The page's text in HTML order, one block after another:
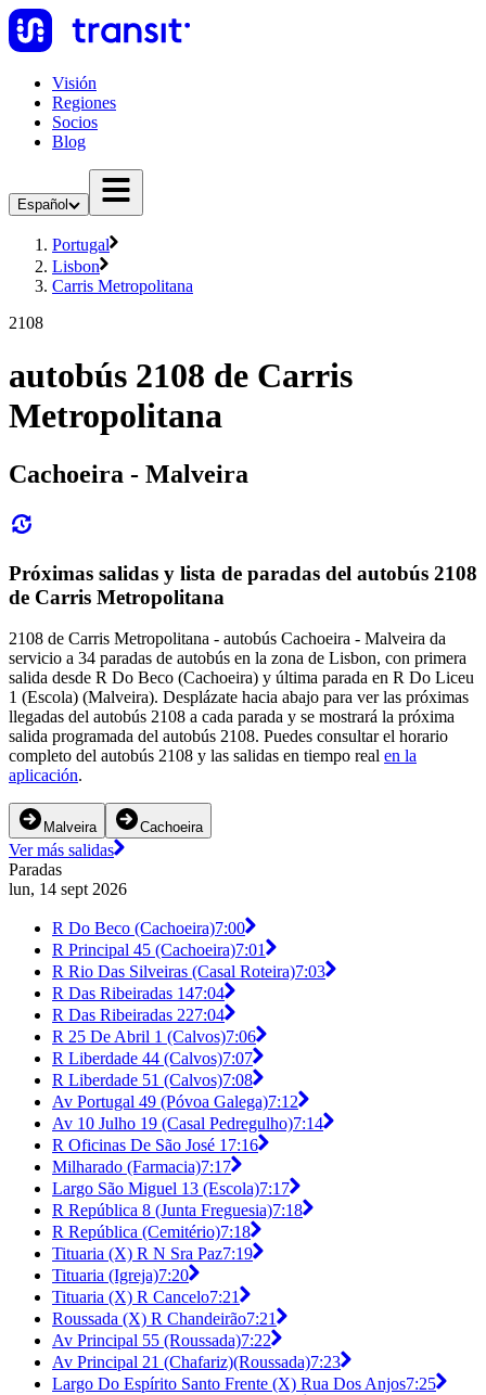
Visión
Regiones
Socios
Blog
Español
Portugal
Lisbon
Carris Metropolitana
2108
autobús 2108 de Carris
Metropolitana
Cachoeira - Malveira
Próximas salidas y lista de paradas del autobús 2108
de Carris Metropolitana
2108 de Carris Metropolitana - autobús Cachoeira - Malveira da
servicio a 34 paradas de autobús en la zona de Lisbon, con primera
salida desde R Do Beco (Cachoeira) y última parada en R Do Liceu
1 (Escola) (Malveira). Desplázate hacia abajo para ver las próximas
llegadas del autobús 2108 a cada parada y se mostrará la próxima
salida programada del autobús 2108. Puedes consultar el horario
completo del autobús 2108 y las salidas en tiempo real en la
aplicación.
Malveira Cachoeira
Ver más salidas
Paradas
lun, 14 sept 2026
R Do Beco (Cachoeira)7:00
R Principal 45 (Cachoeira)7:01
R Rio Das Silveiras (Casal Roteira)7:03
R Das Ribeiradas 147:04
R Das Ribeiradas 227:04
R 25 De Abril 1 (Calvos)7:06
R Liberdade 44 (Calvos)7:07
R Liberdade 51 (Calvos)7:08
Av Portugal 49 (Póvoa Galega)7:12
Av 10 Julho 19 (Casal Pedregulho)7:14
R Oficinas De São José 1 7:16
Milharado (Farmacia)7:17
Largo São Miguel 13 (Escola)7:17
R República 8 (Junta Freguesia)7:18
R República (Cemitério)7:18
Tituaria (X) R N Sra Paz7:19
Tituaria (Igreja)7:20
Tituaria (X) R Cancelo7:21
Roussada (X) R Chandeirão7:21
Av Principal 55 (Roussada)7:22
Av Principal 21 (Chafariz)(Roussada)7:23
Largo Do Espírito Santo Frente (X) Rua Dos Anjos7:25